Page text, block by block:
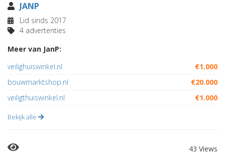
JANP
Lid sinds 2017
4 advertenties
Meer van JanP:
veilighuiswinkel.nl
€1.000
bouwmarktshop.nl
€20.000
veiligthuiswinkel.nl
€1.000
Bekijk alle
43 Views